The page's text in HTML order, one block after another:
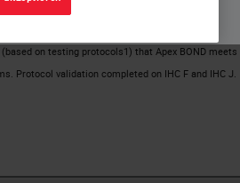
Ja
volumes in the BOND processing
on testing protocols1) that Apex BOND
Protocol validation completed on IHC F and IHC J.